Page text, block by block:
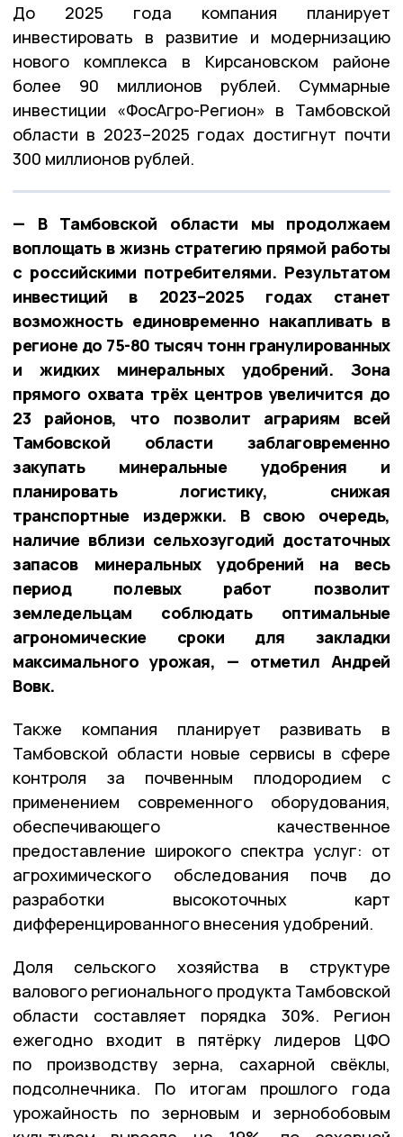
До 2025 года компания планирует
инвестировать в развитие и модернизацию
нового комплекса в Кирсановском районе
более 90 миллионов рублей. Суммарные
инвестиции «ФосАгро-Регион» в Тамбовской
области в 2023–2025 годах достигнут почти
300 миллионов рублей.
— В Тамбовской области мы продолжаем
воплощать в жизнь стратегию прямой работы
с российскими потребителями. Результатом
инвестиций в 2023–2025 годах станет
возможность единовременно накапливать в
регионе до 75-80 тысяч тонн гранулированных
и жидких минеральных удобрений. Зона
прямого охвата трёх центров увеличится до
23 районов, что позволит аграриям всей
Тамбовской области заблаговременно
закупать минеральные удобрения и
планировать логистику, снижая
транспортные издержки. В свою очередь,
наличие вблизи сельхозугодий достаточных
запасов минеральных удобрений на весь
период полевых работ позволит
земледельцам соблюдать оптимальные
агрономические сроки для закладки
максимального урожая, — отметил Андрей
Вовк.
Также компания планирует развивать в
Тамбовской области новые сервисы в сфере
контроля за почвенным плодородием с
применением современного оборудования,
обеспечивающего качественное
предоставление широкого спектра услуг: от
агрохимического обследования почв до
разработки высокоточных карт
дифференцированного внесения удобрений.
Доля сельского хозяйства в структуре
валового регионального продукта Тамбовской
области составляет порядка 30%. Регион
ежегодно входит в пятёрку лидеров ЦФО
по производству зерна, сахарной свёклы,
подсолнечника. По итогам прошлого года
урожайность по зерновым и зернобобовым